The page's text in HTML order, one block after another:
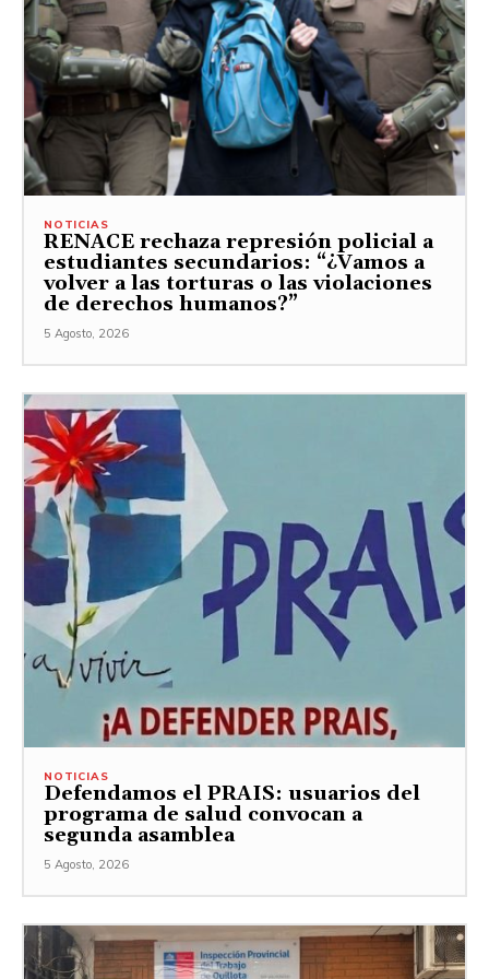
NOTICIAS
RENACE rechaza represión policial a
estudiantes secundarios: “¿Vamos a
volver a las torturas o las violaciones
de derechos humanos?”
5 Agosto, 2026
NOTICIAS
Defendamos el PRAIS: usuarios del
programa de salud convocan a
segunda asamblea
5 Agosto, 2026